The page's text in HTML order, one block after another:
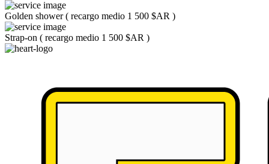
Golden shower( recargo medio 1 500 $AR )
Strap-on ( recargo medio 1 500 $AR )